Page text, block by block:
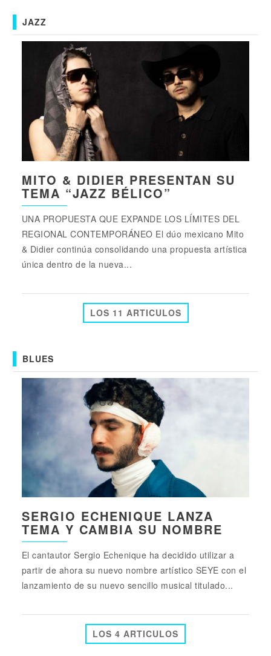
JAZZ
MITO & DIDIER PRESENTAN SU
TEMA “JAZZ BÉLICO”
UNA PROPUESTA QUE EXPANDE LOS LÍMITES DEL
REGIONAL CONTEMPORÁNEO El dúo mexicano Mito
& Didier continúa consolidando una propuesta artística
única dentro de la nueva...
LOS 11 ARTICULOS
BLUES
SERGIO ECHENIQUE LANZA
TEMA Y CAMBIA SU NOMBRE
El cantautor Sergio Echenique ha decidido utilizar a
partir de ahora su nuevo nombre artístico SEYE con el
lanzamiento de su nuevo sencillo musical titulado...
LOS 4 ARTICULOS